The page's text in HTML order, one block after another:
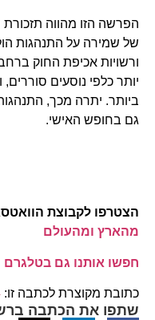
הפרשה הזו מהווה
של שמירה על התנהגות
ורשויות אכיפת החוק
יותר כלפי נוסעים
ביותר. יתרה מכך,
גם בחופש האישי.
הצטרפו לקבוצת
מהארץ ומהעולם
חפשו אותנו גם בטלגרם
כתובת מקוצרת לכתבה זו:
שתפו את הכתבה